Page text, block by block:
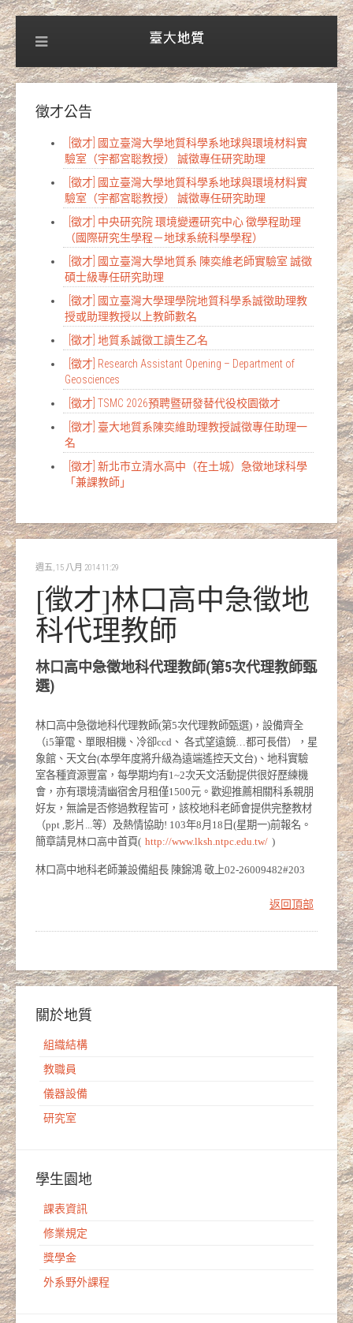
徵才公告
[徵才] 國立臺灣大學地質科學系地球與環境材料實
驗室（宇都宮聡教授） 誠徵專任研究助理
[徵才] 國立臺灣大學地質科學系地球與環境材料實
驗室（宇都宮聡教授） 誠徵專任研究助理
[徵才] 中央研究院 環境變遷研究中心 徵學程助理
（國際研究生學程－地球系統科學學程）
[徵才] 國立臺灣大學地質系 陳奕維老師實驗室 誠徵
碩士級專任研究助理
[徵才] 國立臺灣大學理學院地質科學系誠徵助理教
授或助理教授以上教師數名
[徵才] 地質系誠徵工讀生乙名
[徵才] Research Assistant Opening – Department of
Geosciences
[徵才] TSMC 2026預聘暨研發替代役校園徵才
[徵才] 臺大地質系陳奕維助理教授誠徵專任助理一
名
[徵才] 新北市立清水高中（在土城）急徵地球科學
「兼課教師」
週五, 15 八月 2014 11:29
[徵才]林口高中急徵地
科代理教師
林口高中急徵地科代理教師(第5次代理教師甄
選)
林口高中急徵地科代理教師(第5次代理教師甄選)，設備齊全
（i5筆電、單眼相機、冷卻ccd、 各式望遠鏡…都可長借），星
象館、天文台(本學年度將升級為遠端遙控天文台)、地科實驗
室各種資源豐富，每學期均有1~2次天文活動提供很好歷練機
會，亦有環境清幽宿舍月租僅1500元。歡迎推薦相關科系親朋
好友，無論是否修過教程皆可，該校地科老師會提供完整教材
（ppt ,影片...等）及熱情協助! 103年8月18日(星期一)前報名。
簡章請見林口高中首頁( http://www.lksh.ntpc.edu.tw/ )
林口高中地科老師兼設備組長 陳錦鴻 敬上02-26009482#203
返回頂部
關於地質
組織結構
教職員
儀器設備
研究室
學生園地
課表資訊
修業規定
獎學金
外系野外課程